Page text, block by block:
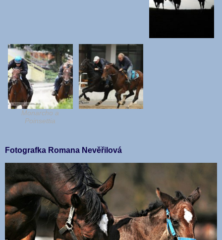
Monarcho a
Poinsettia
Fotografka Romana Nevěřilová